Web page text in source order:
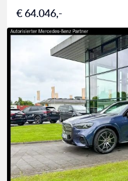
€ 64.046,-